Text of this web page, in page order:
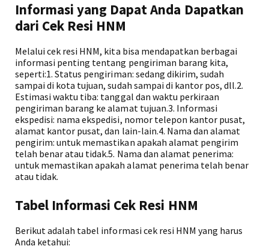
Informasi yang Dapat Anda Dapatkan
dari Cek Resi HNM
Melalui cek resi HNM, kita bisa mendapatkan berbagai
informasi penting tentang pengiriman barang kita,
seperti:1. Status pengiriman: sedang dikirim, sudah
sampai di kota tujuan, sudah sampai di kantor pos, dll.2.
Estimasi waktu tiba: tanggal dan waktu perkiraan
pengiriman barang ke alamat tujuan.3. Informasi
ekspedisi: nama ekspedisi, nomor telepon kantor pusat,
alamat kantor pusat, dan lain-lain.4. Nama dan alamat
pengirim: untuk memastikan apakah alamat pengirim
telah benar atau tidak.5. Nama dan alamat penerima:
untuk memastikan apakah alamat penerima telah benar
atau tidak.
Tabel Informasi Cek Resi HNM
Berikut adalah tabel informasi cek resi HNM yang harus
Anda ketahui: